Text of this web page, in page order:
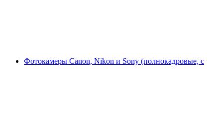
Фотокамеры Canon, Nikon и Sony (полнокадровые, с